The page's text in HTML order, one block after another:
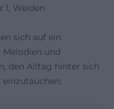
1, Weiden
sich auf ein
und
den Alltag hinter sich